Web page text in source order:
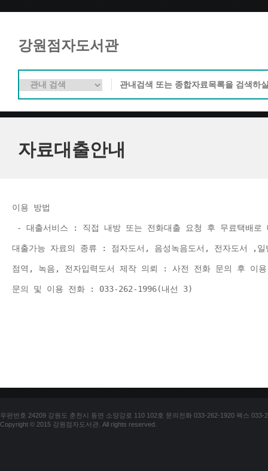
강원점자도서관
자료대출안내
이용 방법
- 대출서비스 : 직접 내방 또는 전화대출 요청 후 무료택배
대출가능 자료의 종류 : 점자도서, 음성녹음도서, 전자도서 ,
점역, 녹음, 전자입력도서 제작 의뢰 : 사전 전화 문의 후 이
문의 및 이용 전화 : 033-262-1996(내선 3)
우편번호 24209 강원도 춘천시 동면 소양강로 110 102호 문의전화 033-262-1920 팩스 033-
Copyright © 2015 강원점자도서관. All rights reserved.